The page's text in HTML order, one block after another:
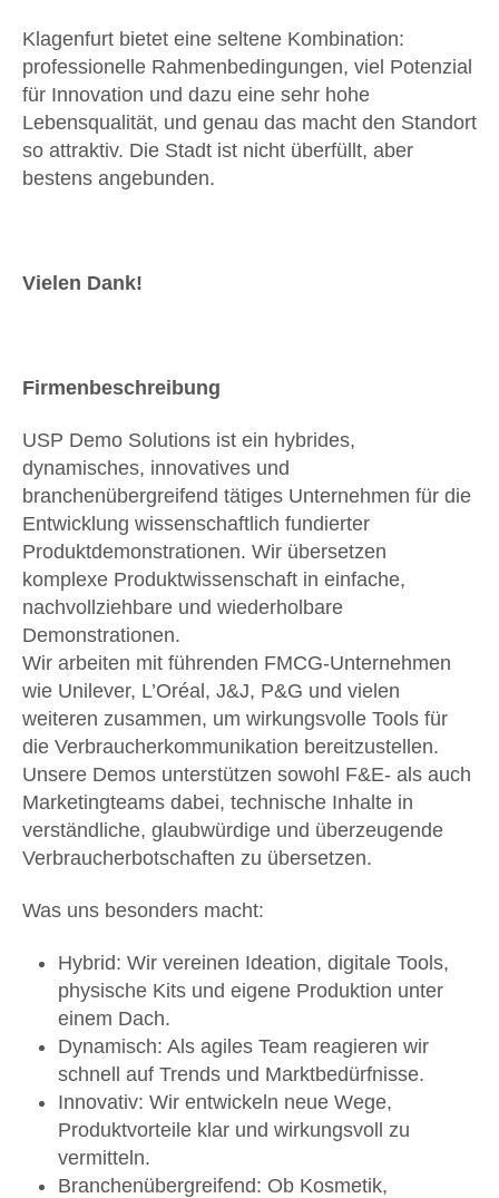
Klagenfurt bietet eine seltene Kombination:
professionelle Rahmenbedingungen, viel Potenzial
für Innovation und dazu eine sehr hohe
Lebensqualität, und genau das macht den Standort
so attraktiv. Die Stadt ist nicht überfüllt, aber
bestens angebunden.
Vielen Dank!
Firmenbeschreibung
USP Demo Solutions ist ein hybrides,
dynamisches, innovatives und
branchenübergreifend tätiges Unternehmen für die
Entwicklung wissenschaftlich fundierter
Produktdemonstrationen. Wir übersetzen
komplexe Produktwissenschaft in einfache,
nachvollziehbare und wiederholbare
Demonstrationen.
Wir arbeiten mit führenden FMCG-Unternehmen
wie Unilever, L’Oréal, J&J, P&G und vielen
weiteren zusammen, um wirkungsvolle Tools für
die Verbraucherkommunikation bereitzustellen.
Unsere Demos unterstützen sowohl F&E- als auch
Marketingteams dabei, technische Inhalte in
verständliche, glaubwürdige und überzeugende
Verbraucherbotschaften zu übersetzen.
Was uns besonders macht:
Hybrid: Wir vereinen Ideation, digitale Tools,
physische Kits und eigene Produktion unter
einem Dach.
Dynamisch: Als agiles Team reagieren wir
schnell auf Trends und Marktbedürfnisse.
Innovativ: Wir entwickeln neue Wege,
Produktvorteile klar und wirkungsvoll zu
vermitteln.
Branchenübergreifend: Ob Kosmetik,